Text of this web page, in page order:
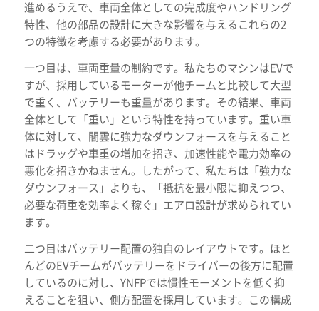
進めるうえで、車両全体としての完成度やハンドリング
特性、他の部品の設計に大きな影響を与えるこれらの2
つの特徴を考慮する必要があります。
一つ目は、車両重量の制約です。私たちのマシンはEVで
すが、採用しているモーターが他チームと比較して大型
で重く、バッテリーも重量があります。その結果、車両
全体として「重い」という特性を持っています。重い車
体に対して、闇雲に強力なダウンフォースを与えること
はドラッグや車重の増加を招き、加速性能や電力効率の
悪化を招きかねません。したがって、私たちは「強力な
ダウンフォース」よりも、「抵抗を最小限に抑えつつ、
必要な荷重を効率よく稼ぐ」エアロ設計が求められてい
ます。
二つ目はバッテリー配置の独自のレイアウトです。ほと
んどのEVチームがバッテリーをドライバーの後方に配置
しているのに対し、YNFPでは慣性モーメントを低く抑
えることを狙い、側方配置を採用しています。この構成